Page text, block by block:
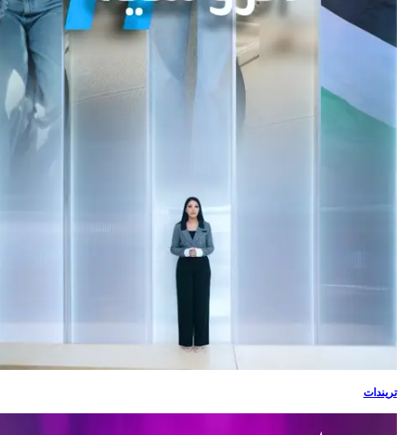
تريندات